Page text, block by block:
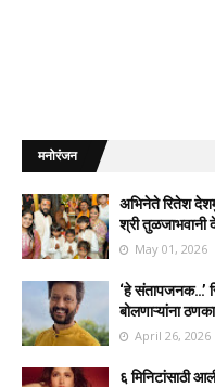
मनोरंजन
अभिनेते रितेश
श्री तुळजाभवानी
May 01, 2026
‘हे संतापजनक…’
बोलणाऱ्यांना
April 26, 2026
६ मिनिटांसाठी